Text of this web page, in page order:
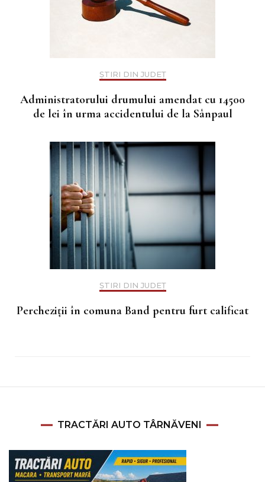
ȘTIRI DIN JUDEȚ
Administratorului drumului amendat cu 14500
de lei în urma accidentului de la Sânpaul
ȘTIRI DIN JUDEȚ
Percheziții în comuna Band pentru furt calificat
TRACTĂRI AUTO TÂRNĂVENI